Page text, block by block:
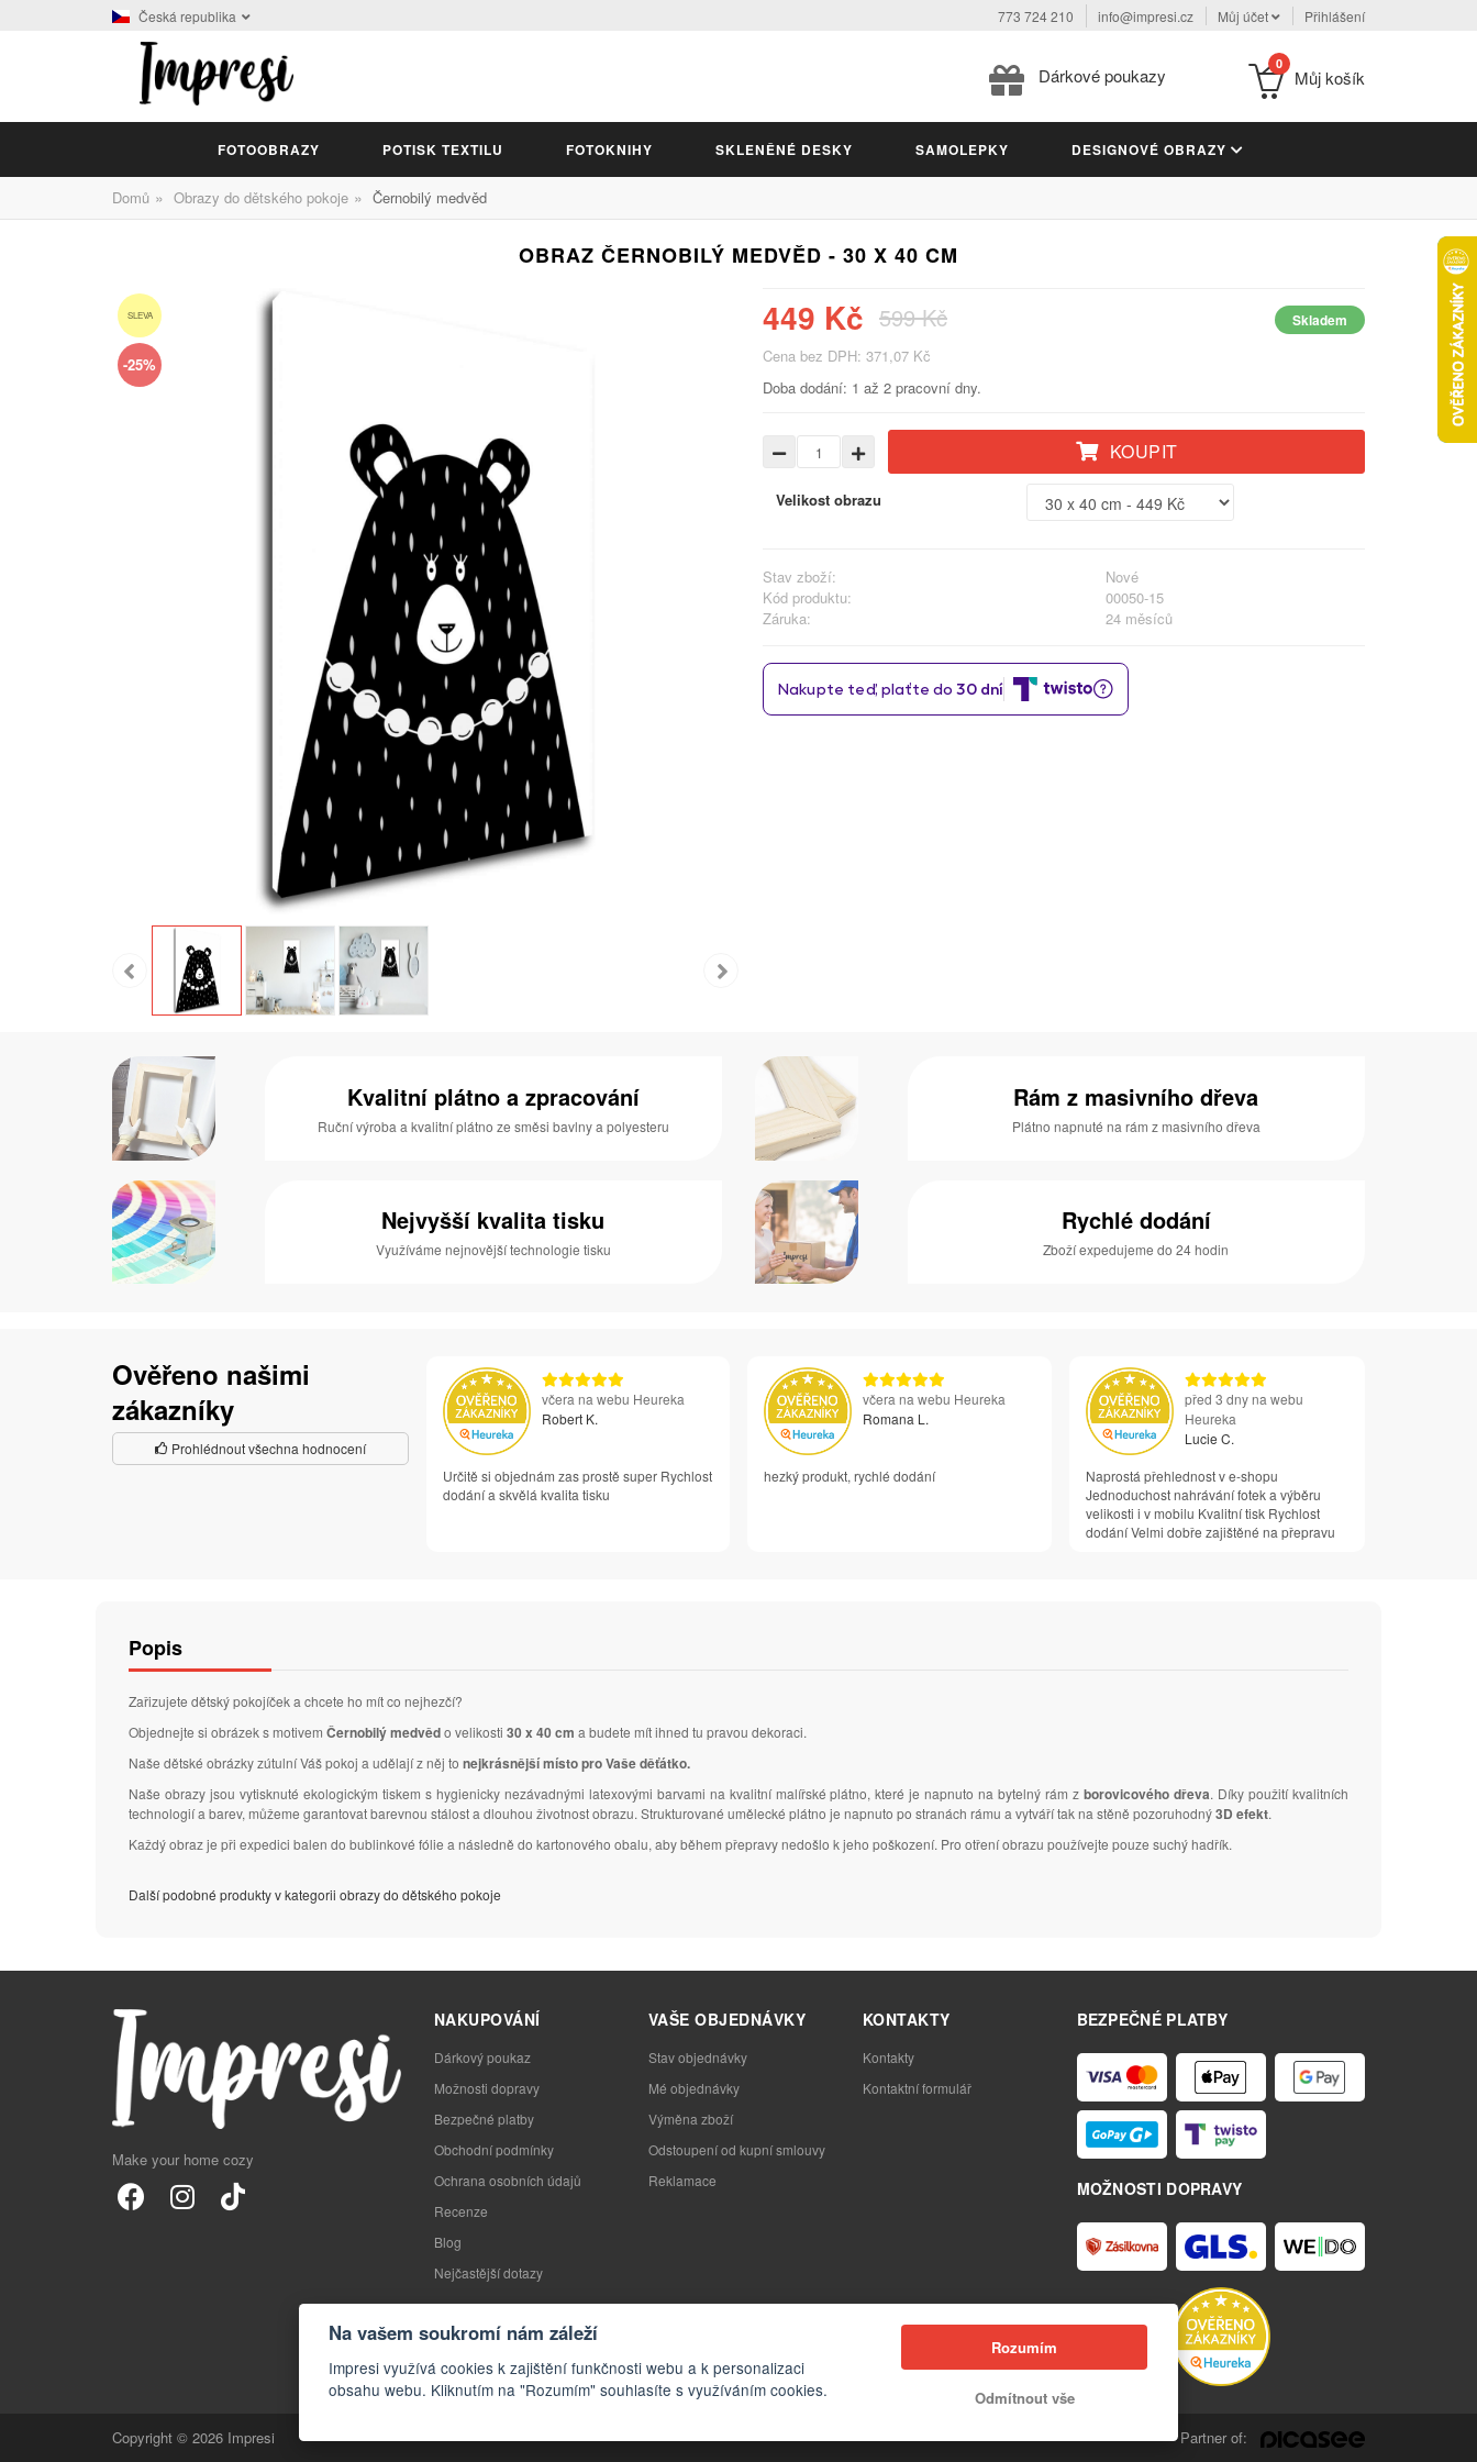
Česká republika 773 724 210 info@impresi.cz Můj účet Přihlášení
Dárkové poukazy
0
Můj košík
FOTOOBRAZY POTISK TEXTILU FOTOKNIHY SKLENĚNÉ DESKY SAMOLEPKY DESIGNOVÉ OBRAZY
Domů » Obrazy do dětského pokoje » Černobilý medvěd
OBRAZ ČERNOBILÝ MEDVĚD - 30 X 40 CM
SLEVA
-25%
449 Kč 599 Kč Skladem
Cena bez DPH: 371,07 Kč
Doba dodání: 1 až 2 pracovní dny.
KOUPIT
Velikost obrazu
Stav zboží:
Nové
Kód produktu:
00050-15
Záruka:
24 měsíců
Kvalitní plátno a zpracování
Ruční výroba a kvalitní plátno ze směsi bavlny a polyesteru
Rám z masivního dřeva
Plátno napnuté na rám z masivního dřeva
Nejvyšší kvalita tisku
Využíváme nejnovější technologie tisku
Rychlé dodání
Zboží expedujeme do 24 hodin
Ověřeno našimi
zákazníky
Prohlédnout všechna hodnocení
včera na webu Heureka
Robert K.
Určitě si objednám zas prostě super Rychlost
dodání a skvělá kvalita tisku
včera na webu Heureka
Romana L.
hezký produkt, rychlé dodání
před 3 dny na webu
Heureka
Lucie C.
Naprostá přehlednost v e-shopu
Jednoduchost nahrávání fotek a výběru
velikosti i v mobilu Kvalitní tisk Rychlost
dodání Velmi dobře zajištěné na přepravu
Popis
Zařizujete dětský pokojíček a chcete ho mít co nejhezčí?
Objednejte si obrázek s motivem Černobilý medvědo velikosti 30 x 40 cm a budete mít ihned tu pravou dekoraci.
Naše dětské obrázky zútulní Váš pokoj a udělají z něj to nejkrásnější místo pro Vaše děťátko.
Naše obrazy jsou vytisknuté ekologickým tiskem s hygienicky nezávadnými latexovými barvami na kvalitní malířské plátno, které je napnuto na bytelný rám zborovicového dřeva. Díky použití kvalitních
technologií a barev, můžeme garantovat barevnou stálost a dlouhou životnost obrazu. Strukturované umělecké plátno je napnuto po stranách rámu a vytváří tak na stěně pozoruhodný3D efekt.
Každý obraz je při expedici balen do bublinkové fólie a následně do kartonového obalu, aby během přepravy nedošlo k jeho poškození. Pro otření obrazu používejte pouze suchý hadřík.
Další podobné produkty v kategorii obrazy do dětského pokoje
Make your home cozy
BEZPEČNÉ PLATBY
MOŽNOSTI DOPRAVY
NAKUPOVÁNÍ
Dárkový poukaz
Možnosti dopravy
Bezpečné platby
Obchodní podmínky
Ochrana osobních údajů
Recenze
Blog
Nejčastější dotazy
VAŠE OBJEDNÁVKY
Stav objednávky
Mé objednávky
Výměna zboží
Odstoupení od kupní smlouvy
Reklamace
KONTAKTY
Kontakty
Kontaktní formulář
Copyright © 2026 Impresi Partner of:
Na vašem soukromí nám záleží
Impresi využívá cookies k zajištění funkčnosti webu a k personalizaci
obsahu webu. Kliknutím na "Rozumím" souhlasíte s využíváním cookies.
Rozumím
Odmítnout vše